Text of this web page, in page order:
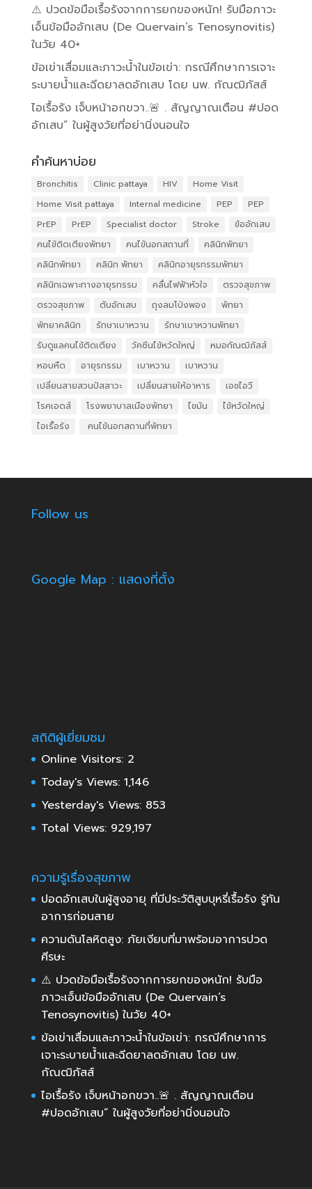
⚠️ ปวดข้อมือเรื้อรังจากการยกของหนัก! รับมือภาวะ
เอ็นข้อมืออักเสบ (De Quervain’s Tenosynovitis)
ในวัย 40+
ข้อเข่าเสื่อมและภาวะน้ำในข้อเข่า: กรณีศึกษาการเจาะ
ระบายน้ำและฉีดยาลดอักเสบ โดย นพ. กัณฒิภัสส์
ไอเรื้อรัง เจ็บหน้าอกขวา..🚨 . สัญญาณเตือน #ปอด
อักเสบ” ในผู้สูงวัยที่อย่านิ่งนอนใจ
คำค้นหาบ่อย
Bronchitis Clinic pattaya HIV
Home Visit
Home Visit pattaya
Internal medicine PEP
PEP
PrEP
PrEP Specialist doctor Stroke
ข้ออักเสบ
คนไข้ติดเตียงพัทยา
คนไข้นอกสถานที่
คลินิกพัทยา
คลินิกพัทยา
คลินิก พัทยา
คลินิกอายุรกรรมพัทยา
คลินิกเฉพาะทางอายุรกรรม
คลื่นไฟฟ้าหัวใจ
ตรวจสุขภาพ
ตรวจสุขภาพ
ตับอักเสบ ถุงลมโป่งพอง
พัทยา
พัทยาคลินิก
รักษาเบาหวาน
รักษาเบาหวานพัทยา
รับดูแลคนไข้ติดเตียง
วัคซีนไข้หวัดใหญ่
หมอกัณฒิภัสส์
หอบหืด
อายุรกรรม เบาหวาน
เบาหวาน
เปลี่ยนสายสวนปัสสาวะ
เปลี่ยนสายให้อาหาร
เอชไอวี
โรคเอดส์
โรงพยาบาลเมืองพัทยา ไขมัน
ไข้หวัดใหญ่
ไอเรื้อรัง
​ คนไข้นอกสถานที่พัทยา
Follow us
Google Map : แสดงที่ตั้ง
สถิติผู้เยี่ยมชม
Online Visitors: 2
Today's Views: 1,146
Yesterday's Views: 853
Total Views: 929,197
ความรู้เรื่องสุขภาพ
ปอดอักเสบในผู้สูงอายุ ที่มีประวัติสูบบุหรี่เรื้อรัง รู้ทัน
อาการก่อนสาย
ความดันโลหิตสูง: ภัยเงียบที่มาพร้อมอาการปวด
ศีรษะ
⚠️ ปวดข้อมือเรื้อรังจากการยกของหนัก! รับมือ
ภาวะเอ็นข้อมืออักเสบ (De Quervain’s
Tenosynovitis) ในวัย 40+
ข้อเข่าเสื่อมและภาวะน้ำในข้อเข่า: กรณีศึกษาการ
เจาะระบายน้ำและฉีดยาลดอักเสบ โดย นพ.
กัณฒิภัสส์
ไอเรื้อรัง เจ็บหน้าอกขวา..🚨 . สัญญาณเตือน
#ปอดอักเสบ” ในผู้สูงวัยที่อย่านิ่งนอนใจ